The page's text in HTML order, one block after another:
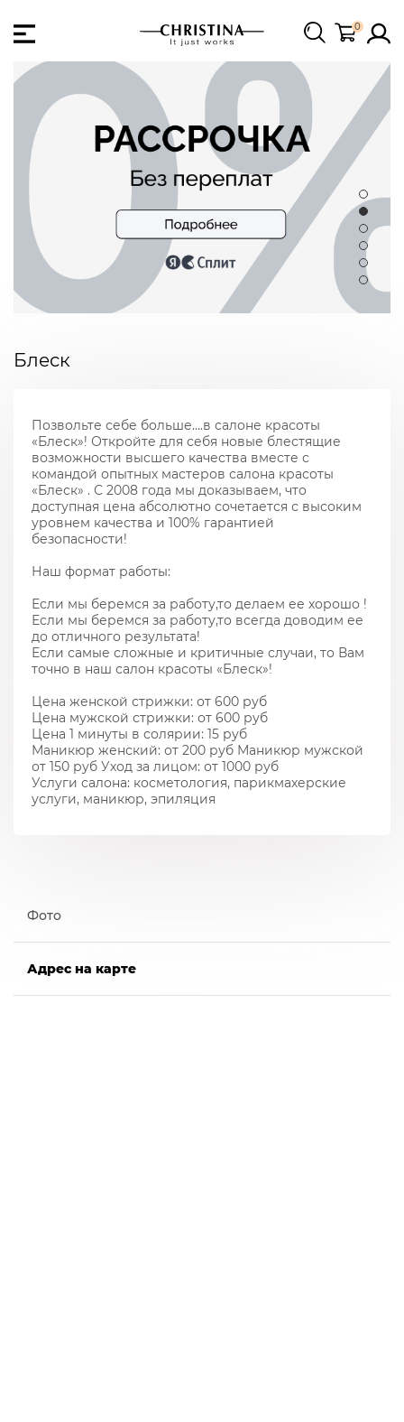
0
Блеск
Позвольте себе больше….в салоне красоты
«Блеск»! Откройте для себя новые блестящие
возможности высшего качества вместе с
командой опытных мастеров салона красоты
«Блеск» . С 2008 года мы доказываем, что
доступная цена абсолютно сочетается с высоким
уровнем качества и 100% гарантией
безопасности!
Наш формат работы:
Если мы беремся за работу,то делаем ее хорошо !
Если мы беремся за работу,то всегда доводим ее
до отличного результата!
Если самые сложные и критичные случаи, то Вам
точно в наш салон красоты «Блеск»!
Цена женской стрижки: от 600 руб
Цена мужской стрижки: от 600 руб
Цена 1 минуты в солярии: 15 руб
Маникюр женский: от 200 руб Маникюр мужской
от 150 руб Уход за лицом: от 1000 руб
Услуги салона: косметология, парикмахерские
услуги, маникюр, эпиляция
Фото
Адрес на карте